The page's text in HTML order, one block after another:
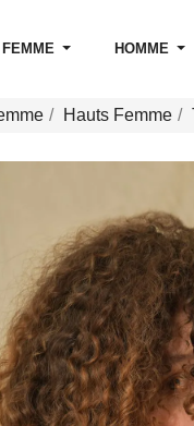
FEMME HOMME
Hauts Femme